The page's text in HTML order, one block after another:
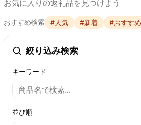
お気に入りの返礼品を見つけよう
おすすめ検索 #人気 #新着 #おすすめ
絞り込み検索
キーワード
並び順